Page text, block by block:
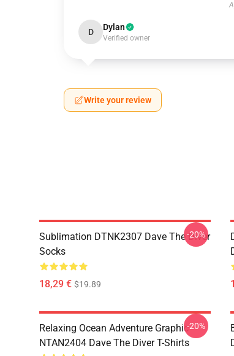
D Dylan
Verified owner
Write your review
Sublimation DTNK2307 Dave The Diver
Socks
18,29 € $19.89
-20%
Relaxing Ocean Adventure Graphic
NTAN2404 Dave The Diver T-Shirts
-20%